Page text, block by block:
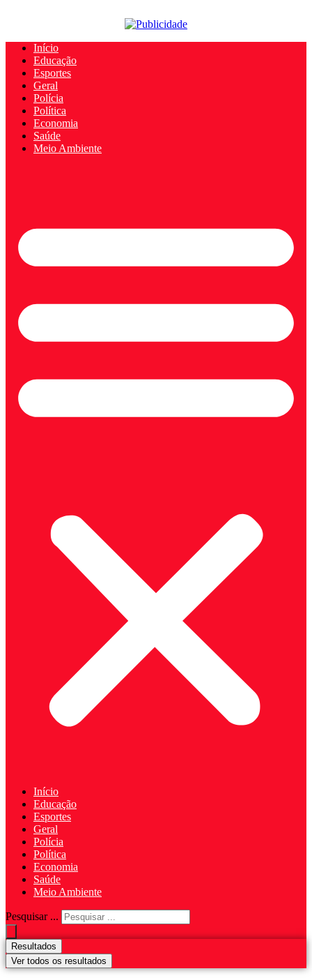
Início
Educação
Esportes
Geral
Polícia
Política
Economia
Saúde
Meio Ambiente
Início
Educação
Esportes
Geral
Polícia
Política
Economia
Saúde
Meio Ambiente
Pesquisar ...
Resultados
Ver todos os resultados